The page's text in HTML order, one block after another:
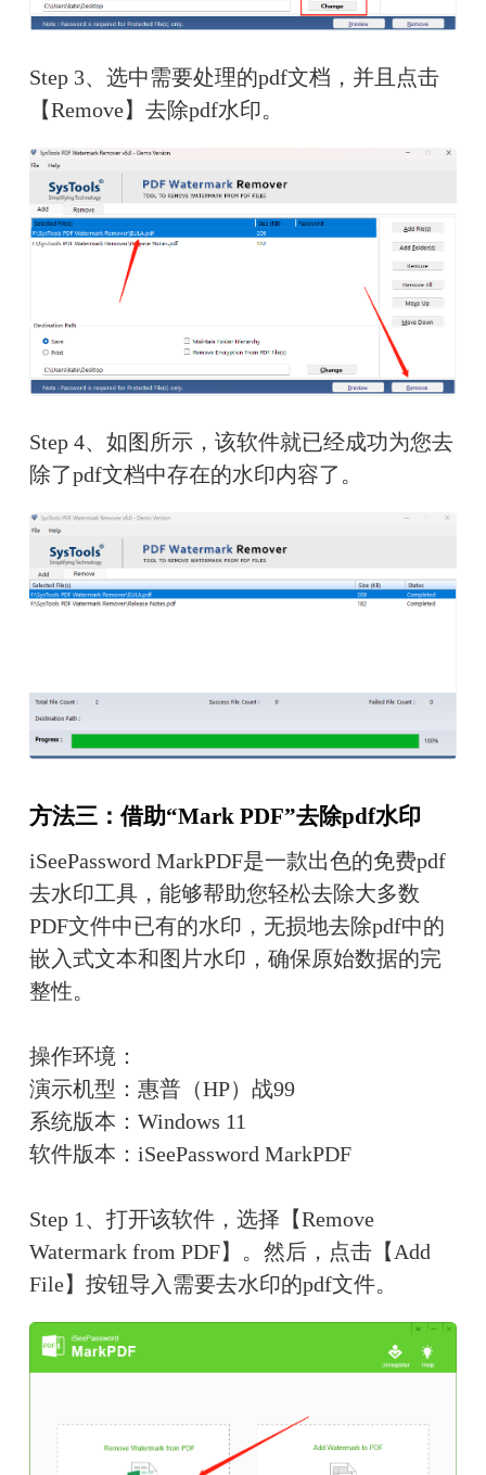
Step 3、选中需要处理的pdf文档，并且点击
【Remove】去除pdf水印。
Step 4、如图所示，该软件就已经成功为您去
除了pdf文档中存在的水印内容了。
方法三：借助“Mark PDF”去除pdf水印
iSeePassword MarkPDF是一款出色的免费pdf
去水印工具，能够帮助您轻松去除大多数
PDF文件中已有的水印，无损地去除pdf中的
嵌入式文本和图片水印，确保原始数据的完
整性。
操作环境：
演示机型：惠普（HP）战99
系统版本：Windows 11
软件版本：iSeePassword MarkPDF
Step 1、打开该软件，选择【Remove
Watermark from PDF】。然后，点击【Add
File】按钮导入需要去水印的pdf文件。